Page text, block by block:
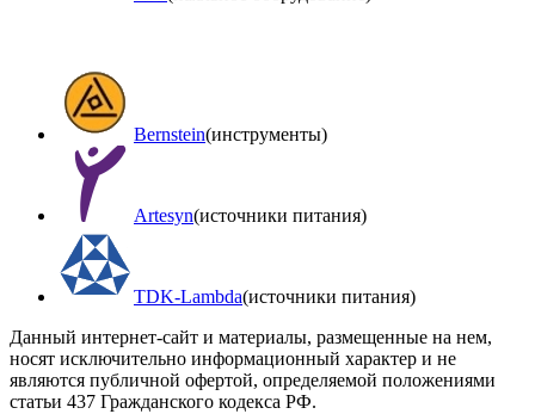
Bernstein(инструменты)
Artesyn(источники питания)
TDK-Lambda(источники питания)
Данный интернет-сайт и материалы, размещенные на нем,
носят исключительно информационный характер и не
являются публичной офертой, определяемой положениями
статьи 437 Гражданского кодекса РФ.